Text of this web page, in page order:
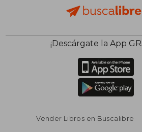
¡Descárgate la App
Vender Libros en Buscalibre